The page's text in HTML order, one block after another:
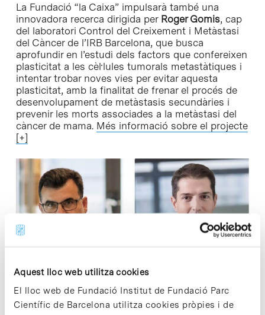
Aquest lloc web utilitza cookies
El lloc web de Fundació Institut de Fundació Parc
Científic de Barcelona utilitza cookies pròpies i de
La Fundació “la Caixa” impulsarà també una
innovadora recerca dirigida per Roger Gomis, cap
del laboratori Control del Creixement i Metàstasi
del Càncer de l’IRB Barcelona, que busca
aprofundir en l’estudi dels factors que confereixen
plasticitat a les cèl·lules tumorals metastàtiques i
intentar trobar noves vies per evitar aquesta
plasticitat, amb la finalitat de frenar el procés de
desenvolupament de metàstasis secundàries i
prevenir les morts associades a la metàstasi del
càncer de mama. Més informació sobre el projecte
[+]
Eduard Batlle i Roger Gomis. Imatge /